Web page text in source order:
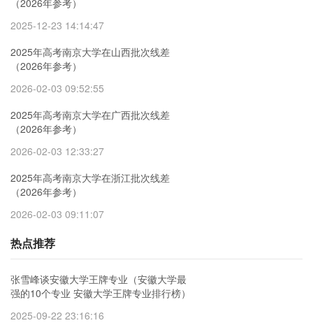
2025-12-23 14:14:47
2025年高考南京大学在山西批次线差
（2026年参考）
2026-02-03 09:52:55
2025年高考南京大学在广西批次线差
（2026年参考）
2026-02-03 12:33:27
2025年高考南京大学在浙江批次线差
（2026年参考）
2026-02-03 09:11:07
热点推荐
张雪峰谈安徽大学王牌专业（安徽大学最
强的10个专业 安徽大学王牌专业排行榜）
2025-09-22 23:16:16